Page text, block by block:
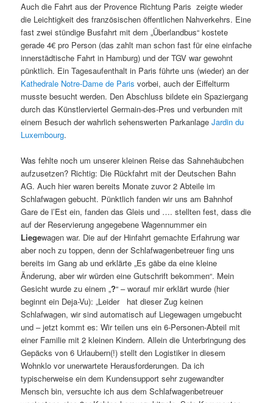
Auch die Fahrt aus der Provence Richtung Paris zeigte wieder
die Leichtigkeit des französischen öffentlichen Nahverkehrs. Eine
fast zwei stündige Busfahrt mit dem „Überlandbus“ kostete
gerade 4€ pro Person (das zahlt man schon fast für eine einfache
innerstädtische Fahrt in Hamburg) und der TGV war gewohnt
pünktlich. Ein Tagesaufenthalt in Paris führte uns (wieder) an der
Kathedrale Notre-Dame de Paris vorbei, auch der Eiffelturm
musste besucht werden. Den Abschluss bildete ein Spaziergang
durch das Künstlerviertel Germain-des-Pres und verbunden mit
einem Besuch der wahrlich sehenswerten ParkanlageJardin du
Luxembourg.
Was fehlte noch um unserer kleinen Reise das Sahnehäubchen
aufzusetzen? Richtig: Die Rückfahrt mit der Deutschen Bahn
AG. Auch hier waren bereits Monate zuvor 2 Abteile im
Schlafwagen gebucht. Pünktlich fanden wir uns am Bahnhof
Gare de l’Est ein, fanden das Gleis und …. stellten fest, dass die
auf der Reservierung angegebene Wagennummer ein
Liegewagen war. Die auf der Hinfahrt gemachte Erfahrung war
aber noch zu toppen, denn der Schlafwagenbetreuer fing uns
bereits im Gang ab und erklärte „Es gäbe da eine kleine
Änderung, aber wir würden eine Gutschrift bekommen“. Mein
Gesicht wurde zu einem „?“ – worauf mir erklärt wurde (hier
beginnt ein Deja-Vu): „Leider hat dieser Zug keinen
Schlafwagen, wir sind automatisch auf Liegewagen umgebucht
und – jetzt kommt es: Wir teilen uns ein 6-Personen-Abteil mit
einer Familie mit 2 kleinen Kindern. Allein die Unterbringung des
Gepäcks von 6 Urlaubern(!) stellt den Logistiker in diesem
Wohnklo vor unerwartete Herausforderungen. Da ich
typischerweise ein dem Kundensupport sehr zugewandter
Mensch bin, versuchte ich aus dem Schlafwagenbetreuer